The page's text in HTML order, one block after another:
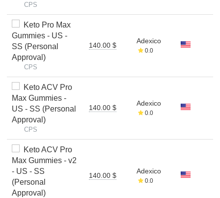
CPS
Keto Pro Max
Gummies - US -
SS (Personal
Approval)
CPS
140.00 $
Adexico
0.0
Keto ACV Pro
Max Gummies -
US - SS (Personal
Approval)
CPS
140.00 $
Adexico
0.0
Keto ACV Pro
Max Gummies - v2
- US - SS
(Personal
Approval)
140.00 $
Adexico
0.0